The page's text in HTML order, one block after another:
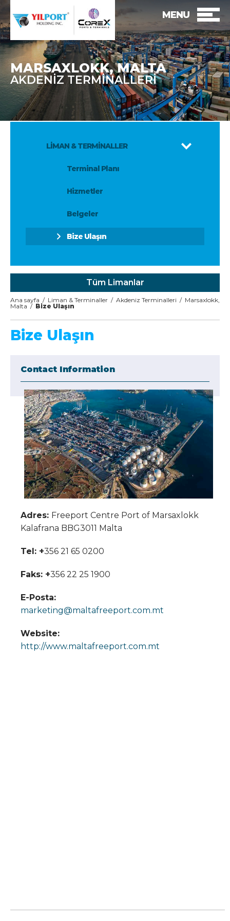
MENU
MARSAXLOKK, MALTA
AKDENİZ TERMİNALLERİ
LİMAN & TERMİNALLER
Terminal Planı
Hizmetler
Belgeler
Bize Ulaşın
Tüm Limanlar
Ana sayfa / Liman & Terminaller / Akdeniz Terminalleri / Marsaxlokk,
Malta /Bize Ulaşın
Bize Ulaşın
Adres: Freeport Centre Port of Marsaxlokk
Kalafrana BBG3011 Malta
Tel: +356 21 65 0200
Faks: +356 22 25 1900
E-Posta:
marketing@maltafreeport.com.mt
Website:
http://www.maltafreeport.com.mt